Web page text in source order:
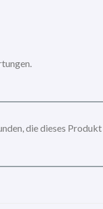
die dieses